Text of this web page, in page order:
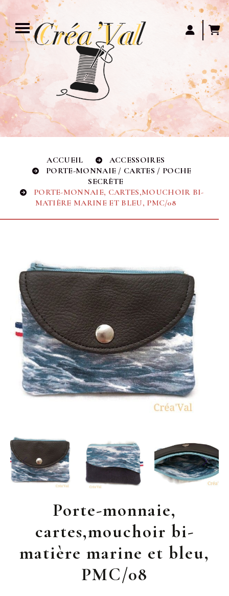
ACCUEIL
ACCESSOIRES
PORTE-MONNAIE / CARTES / POCHE
SECRÈTE
PORTE-MONNAIE, CARTES,MOUCHOIR BI-
MATIÈRE MARINE ET BLEU, PMC/08
Porte-monnaie,
cartes,mouchoir bi-
matière marine et bleu,
PMC/08
Panneau de gestion des cookies